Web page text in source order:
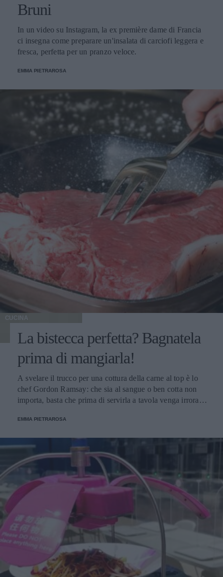
Bruni
In un video su Instagram, la ex première dame di Francia
ci insegna come preparare un'insalata di carciofi leggera e
fresca, perfetta per un pranzo veloce.
EMMA PIETRAROSA
CUCINA
La bistecca perfetta? Bagnatela
prima di mangiarla!
A svelare il trucco per una cottura della carne al top è lo
chef Gordon Ramsay: che sia al sangue o ben cotta non
importa, basta che prima di servirla a tavola venga irrorata
EMMA PIETRAROSA